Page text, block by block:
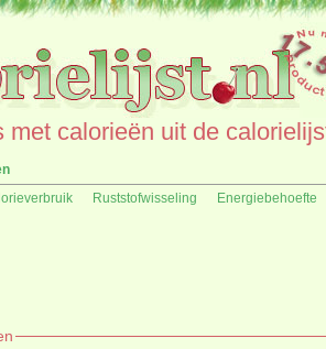
met calorieën uit de
Ruststofwisseling Energiebehoefte